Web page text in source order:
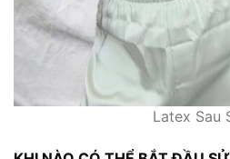
Latex Sau